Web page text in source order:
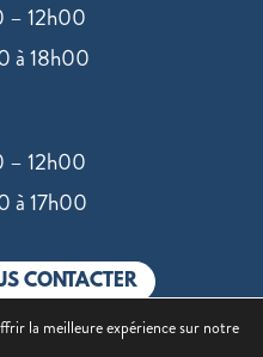
– 12h00
à 18h00
– 12h00
à 17h00
CONTACTER
la meilleure expérience sur notre